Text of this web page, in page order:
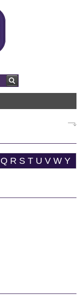
Q R S T U V W Y